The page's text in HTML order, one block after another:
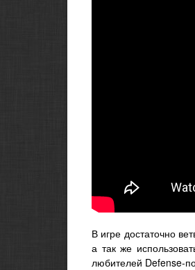
В игре достаточно
а так же
любителей Defense-